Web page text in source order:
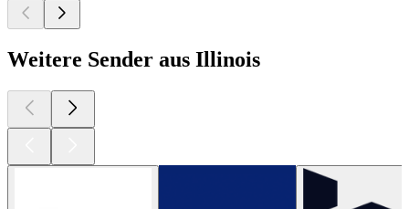
Weitere Sender aus Illinois